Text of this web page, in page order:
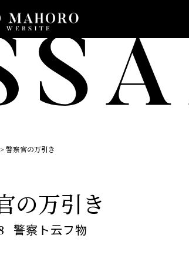
警察官の万引き
の万引き
警察ト云フ物